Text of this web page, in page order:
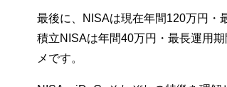
最後に、NISAは現在年間120万円・
積立NISAは年間40万円・最長運用
メです。